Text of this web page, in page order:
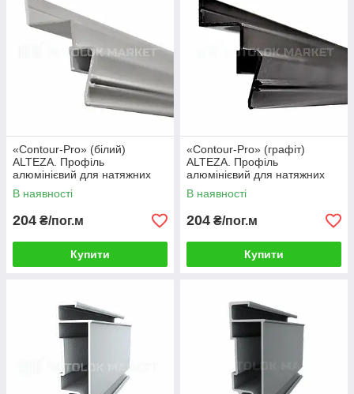
«Contour-Pro» (білий)
ALTEZA. Профіль
алюмінієвий для натяжних
стель
В наявності
204 ₴/пог.м
Купити
«Contour-Pro» (графіт)
ALTEZA. Профіль
алюмінієвий для натяжних
стель
В наявності
204 ₴/пог.м
Купити